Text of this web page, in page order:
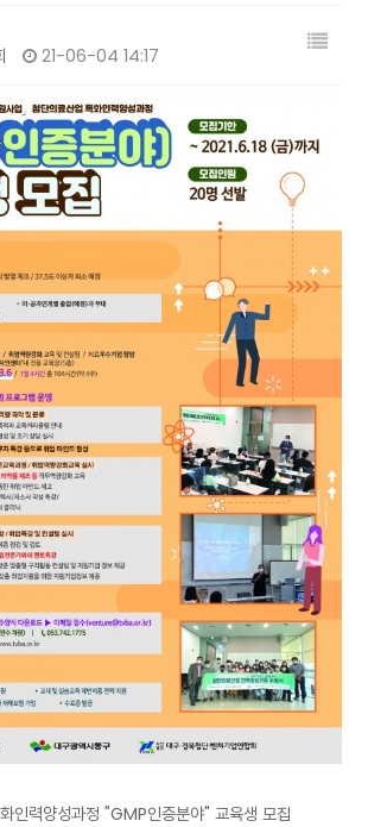
21-06-04 14:17
인력양성과정 "GMP인증분야" 교육생 모집